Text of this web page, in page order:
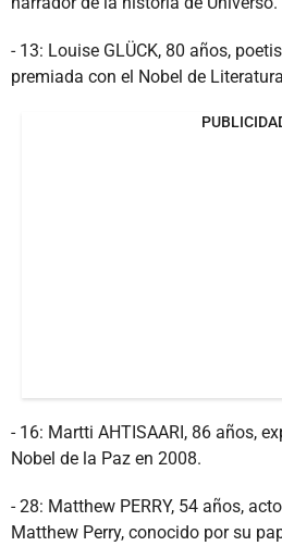
- 13: Louise GLÜCK, 80 años,
premiada con el Nobel de
- 16: Martti AHTISAARI, 86 años,
Nobel de la Paz en 2008.
- 28: Matthew PERRY, 54 años,
Matthew Perry, conocido por su